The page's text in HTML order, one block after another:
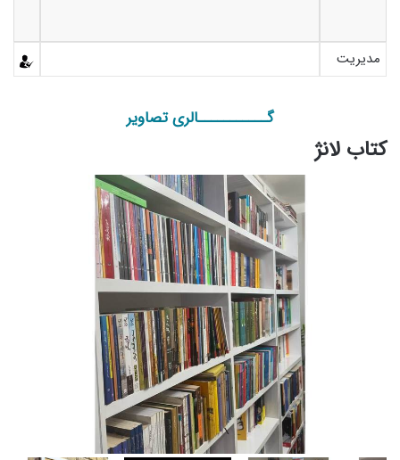
مدیریت
گـــــــــــالری تصاویر
کتاب لانژ